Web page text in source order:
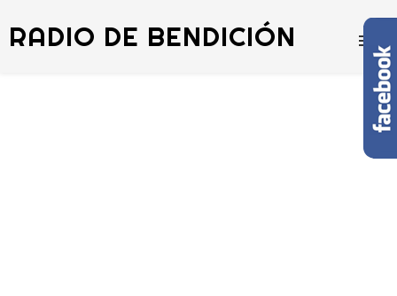
RADIO DE BENDICIÓN